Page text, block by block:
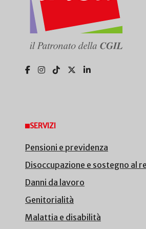
SERVIZI
Pensioni e previdenza
Disoccupazione e sostegno al
Danni da lavoro
Genitorialità
Malattia e disabilità